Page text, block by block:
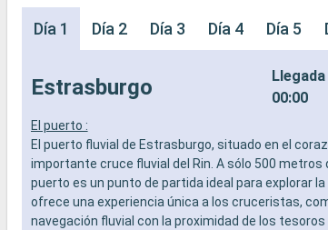
Día 1 Día 2 Día 3 Día 4 Día 5
Estrasburgo
Llegada
00:00
El puerto :
El puerto fluvial de Estrasburgo, situado en el
importante cruce fluvial del Rin. A sólo 500 metros
puerto es un punto de partida ideal para explorar
ofrece una experiencia única a los cruceristas,
navegación fluvial con la proximidad de los